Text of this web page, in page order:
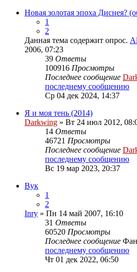
Новая золотая эпоха Диснея?
1
2
Данная тема содержит опрос.
2006, 07:23
39 Ответы
100916 Просмотры
Последнее сообщение
последнему сообщению
Ср 04 дек 2024, 14:37
Я и моя тень (2014)
Darkwing » Вт 24 июл 2012,
14 Ответы
46721 Просмотры
Последнее сообщение
последнему сообщению
Вс 19 мар 2023, 20:37
Вук
1
2
Inry » Пн 14 май 2007, 16:10
31 Ответы
60520 Просмотры
Последнее сообщение
последнему сообщению
Чт 01 дек 2022, 06:50